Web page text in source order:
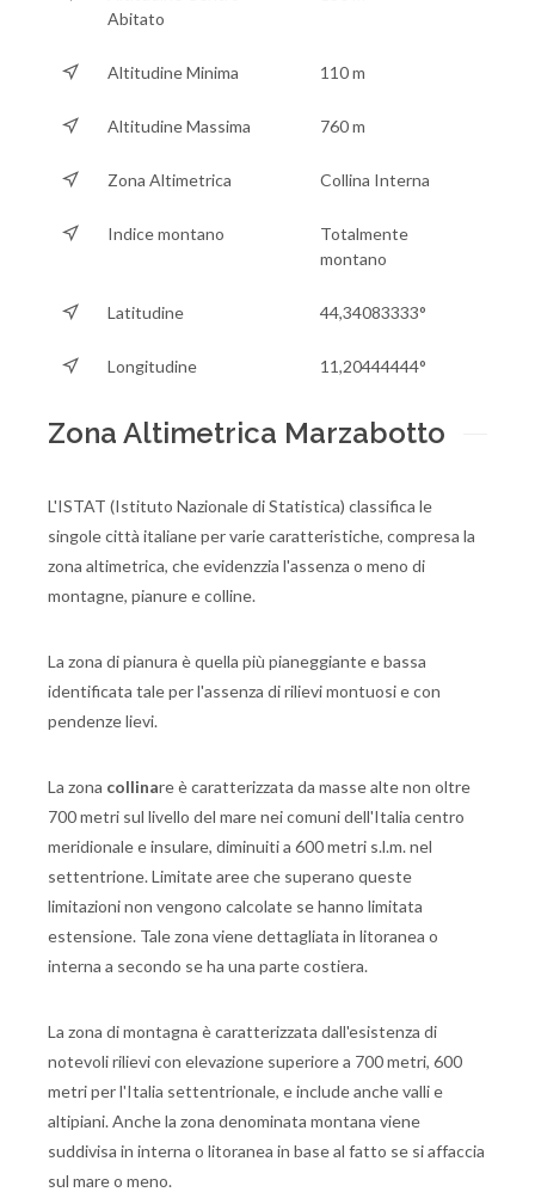
Abitato
Altitudine Minima 110 m
Altitudine Massima 760 m
Zona Altimetrica Collina Interna
Indice montano
Totalmente
montano
Latitudine 44,34083333°
Longitudine 11,20444444°
Zona Altimetrica Marzabotto
L'ISTAT (Istituto Nazionale di Statistica) classifica le
singole città italiane per varie caratteristiche, compresa la
zona altimetrica, che evidenzzia l'assenza o meno di
montagne, pianure e colline.
La zona di pianura è quella più pianeggiante e bassa
identificata tale per l'assenza di rilievi montuosi e con
pendenze lievi.
La zona collinare è caratterizzata da masse alte non oltre
700 metri sul livello del mare nei comuni dell'Italia centro
meridionale e insulare, diminuiti a 600 metri s.l.m. nel
settentrione. Limitate aree che superano queste
limitazioni non vengono calcolate se hanno limitata
estensione. Tale zona viene dettagliata in litoranea o
interna a secondo se ha una parte costiera.
La zona di montagna è caratterizzata dall'esistenza di
notevoli rilievi con elevazione superiore a 700 metri, 600
metri per l'Italia settentrionale, e include anche valli e
altipiani. Anche la zona denominata montana viene
suddivisa in interna o litoranea in base al fatto se si affaccia
sul mare o meno.